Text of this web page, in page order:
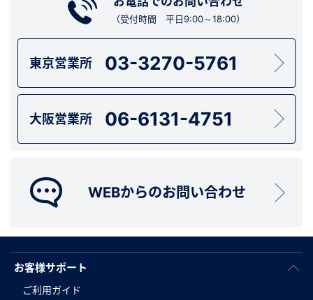
（受付時間 平日9:00～18:00）
東京営業所 03-3270-5761
大阪営業所 06-6131-4751
WEBからのお問い合わせ
お客様サポート
ご利用ガイド